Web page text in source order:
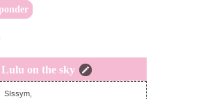
Lulu on the sky
sexta-feira, maio 16, 2014
SIssym,